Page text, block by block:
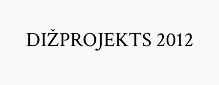
DIŽPROJEKTS 2012